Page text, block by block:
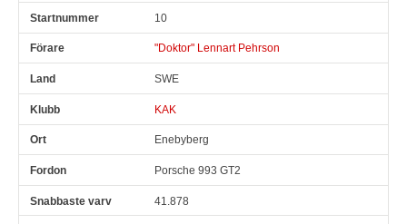
10
"Doktor" Lennart Pehrson
SWE
KAK
Enebyberg
Porsche 993 GT2
41.878